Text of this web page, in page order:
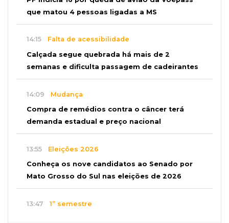
que matou 4 pessoas ligadas a MS
14:15 Falta de acessibilidade
Calçada segue quebrada há mais de 2
semanas e dificulta passagem de cadeirantes
14:09 Mudança
Compra de remédios contra o câncer terá
demanda estadual e preço nacional
13:55 Eleições 2026
Conheça os nove candidatos ao Senado por
Mato Grosso do Sul nas eleições de 2026
13:47 1º semestre